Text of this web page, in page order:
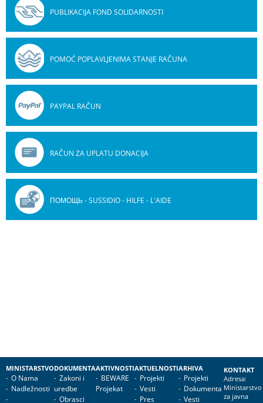
PUBLIKACIJA FOND SOLIDARNOSTI
POMOĆ POPLAVLJENIMA STANJE RAČUNA
PAYPAL RAČUN
RAČUN ZA UPLATU DONACIJA
ПОМОЩЬ - SUSSIDIO - HILFE - L'AIDE
MINISTARSTVO
O Nama
Nadležnosti
DOKUMENTA
Zakoni i
uredbe
Obrasci
AKTIVNOSTI
BEWARE
Projekat
AKTUELNOSTI
Projekti
Vesti
Pres
ARHIVA
Projekti
Dokumenta
Vesti
KONTAKT
Adresa:
Ministarstvo
za javna